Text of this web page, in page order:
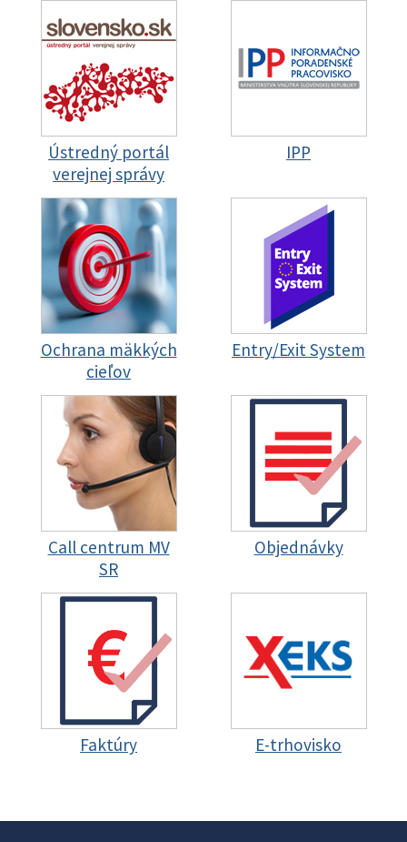
Ústredný portál
verejnej správy
IPP
Ochrana mäkkých
cieľov
Entry/Exit System
Call centrum MV
SR
Objednávky
Faktúry E-trhovisko